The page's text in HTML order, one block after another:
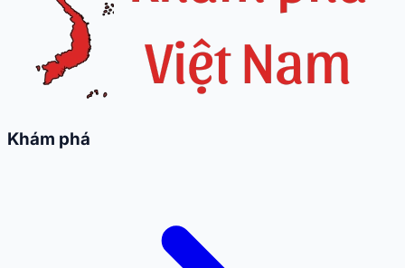
Khám phá